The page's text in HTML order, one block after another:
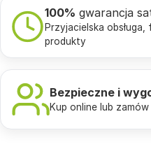
100% gwarancja
Przyjacielska
produkty
Bezpieczne i
Kup online lub